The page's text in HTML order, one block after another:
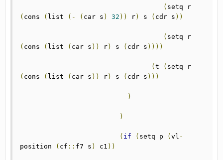
(
( cons ( list (- ( car s ) 32 )) r) s ( cdr s ))
(
( cons ( list ( car s )) r) s ( cdr s ))))
( t (
( cons ( list ( car s )) r) s ( cdr s )))
)
)
( if ( setq p ( vl -
position
( cf :: f7 s ) c1 ))